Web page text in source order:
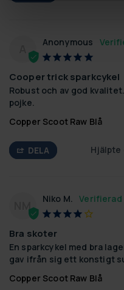
Anonymous
Cooper trick sparkcykel
Robust och av god
pojke.
Copper Scoot Raw Blå
DELA Hjälpte
NM Niko M.
Bra skoter
En sparkcykel med bra
gav ifrån sig ett konstigt
Copper Scoot Raw Blå